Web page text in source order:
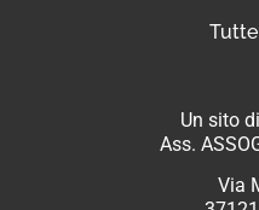
Un sito
Ass.
Via